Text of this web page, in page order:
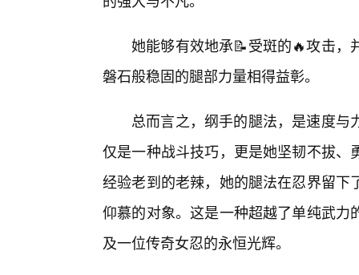
她能够有效地承📝受斑的🔥攻击，
磐石般稳固的腿部力量相得益彰。
总而言之，纲手的腿法，是速度
仅是一种战斗技巧，更是她坚韧不拔
经验老到的老辣，她的腿法在忍界留
仰慕的对象。这是一种超越了单纯武
及一位传奇女忍的永恒光辉。